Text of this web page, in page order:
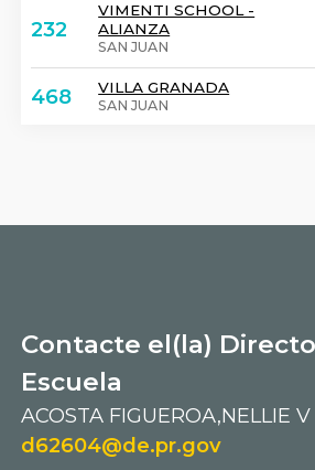
232
VIMENTI SCHOOL -
ALIANZA
SAN JUAN
468 VILLA GRANADA
SAN JUAN
Contacte el(la)
Escuela
ACOSTA FIGUEROA,NELLIE V
d62604@de.pr.gov